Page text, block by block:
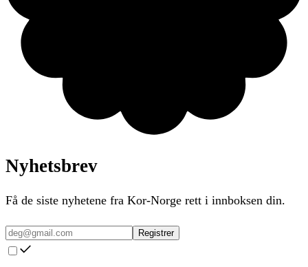
Nyhetsbrev
Få de siste nyhetene fra Kor-Norge rett i innboksen din.
Registrer